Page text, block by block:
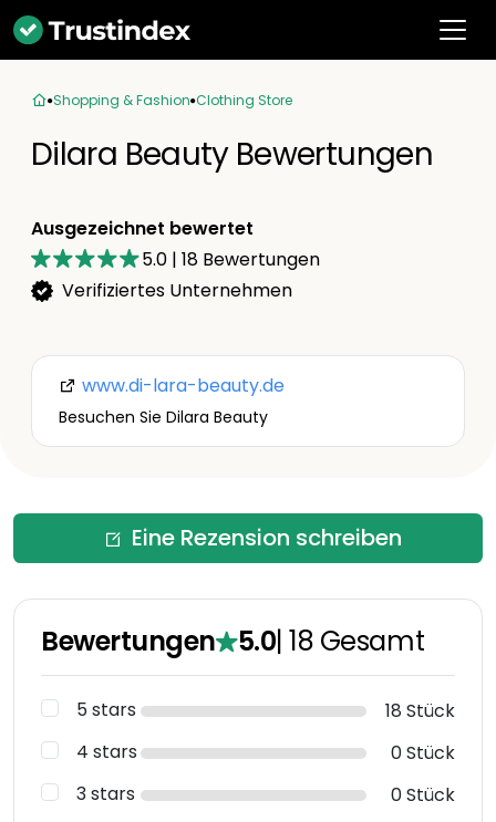
Shopping & Fashion Clothing Store
Dilara Beauty Bewertungen
Ausgezeichnet bewertet
5.0 | 18 Bewertungen
Verifiziertes Unternehmen
www.di-lara-beauty.de
Besuchen Sie Dilara Beauty
Eine Rezension schreiben
Bewertungen 5.0|18 Gesamt
5 stars
18 Stück
4 stars
0 Stück
3 stars
0 Stück